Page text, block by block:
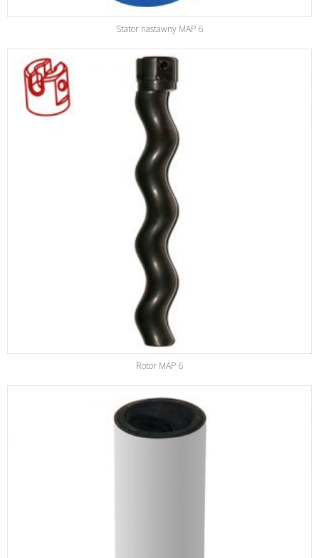
Stator nastawny MAP 6
Rotor MAP 6